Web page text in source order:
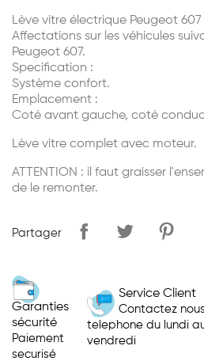
Lève vitre électrique Peugeot
Affectations sur les véhicules
Peugeot 607.
Specification :
Système confort.
Emplacement :
Coté avant gauche, coté
Lève vitre complet avec moteur.
ATTENTION : il faut graisser
de le remonter.
Partager
Garanties
sécurité
Paiement
securisé
Service Client
Contactez
telephone du lundi
vendredi